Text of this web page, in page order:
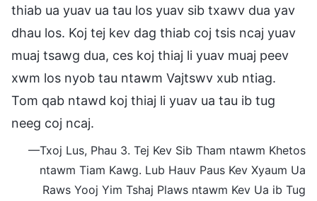
thiab ua yuav ua tau los yuav sib txawv dua yav
dhau los. Koj tej kev dag thiab coj tsis ncaj yuav
muaj tsawg dua, ces koj thiaj li yuav muaj peev
xwm los nyob tau ntawm Vajtswv xub ntiag.
Tom qab ntawd koj thiaj li yuav ua tau ib tug
neeg coj ncaj.
—Txoj Lus, Phau 3. Tej Kev Sib Tham ntawm Khetos
ntawm Tiam Kawg. Lub Hauv Paus Kev Xyaum Ua
Raws Yooj Yim Tshaj Plaws ntawm Kev Ua ib Tug